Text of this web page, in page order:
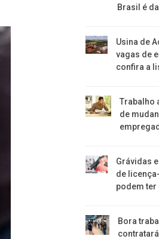
Brasil é
Usina de
vagas de
confira a
Trabalho
de
Grávidas
de
podem ter
Bora